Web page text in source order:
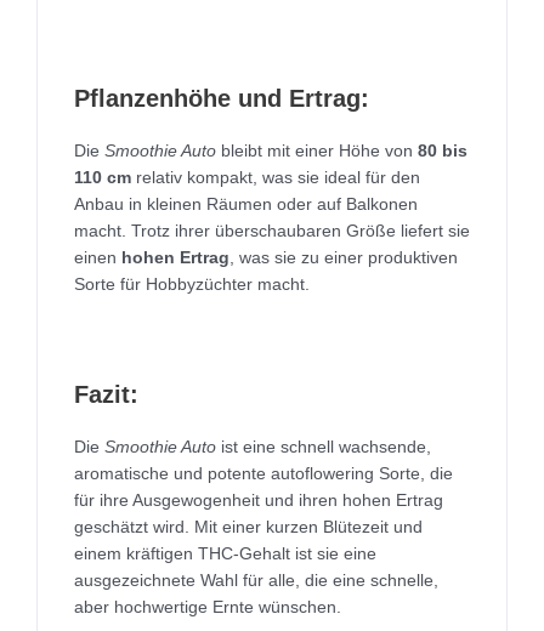
Pflanzenhöhe und Ertrag:
Die Smoothie Auto bleibt mit einer Höhe von 80 bis
110 cm relativ kompakt, was sie ideal für den
Anbau in kleinen Räumen oder auf Balkonen
macht. Trotz ihrer überschaubaren Größe liefert sie
einen hohen Ertrag, was sie zu einer produktiven
Sorte für Hobbyzüchter macht.
Fazit:
Die Smoothie Auto ist eine schnell wachsende,
aromatische und potente autoflowering Sorte, die
für ihre Ausgewogenheit und ihren hohen Ertrag
geschätzt wird. Mit einer kurzen Blütezeit und
einem kräftigen THC-Gehalt ist sie eine
ausgezeichnete Wahl für alle, die eine schnelle,
aber hochwertige Ernte wünschen.